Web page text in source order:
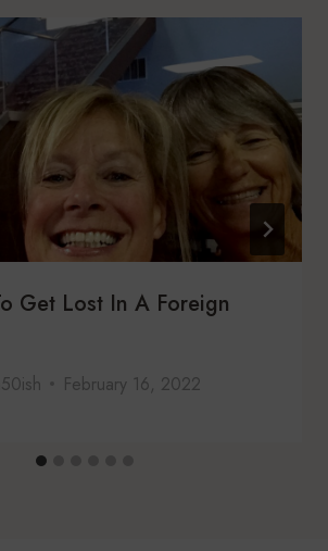
Get Lost In A Foreign
February 16, 2022